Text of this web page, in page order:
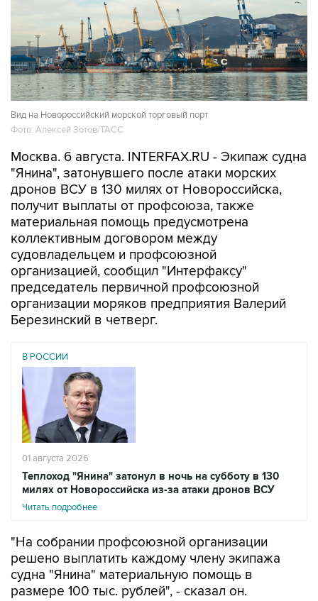
Вид на Новороссийский морской торговый порт
Фото: Алексей Зотов/ТАСС
Москва. 6 августа. INTERFAX.RU - Экипаж судна
"Янина", затонувшего после атаки морских
дронов ВСУ в 130 милях от Новороссийска,
получит выплаты от профсоюза, также
материальная помощь предусмотрена
коллективным договором между
судовладельцем и профсоюзной
организацией, сообщил "Интерфаксу"
председатель первичной профсоюзной
организации моряков предприятия Валерий
Березинский в четверг.
В РОССИИ
01 августа 2026
Теплоход "Янина" затонул в ночь на субботу в 130
милях от Новороссийска из-за атаки дронов ВСУ
Читать подробнее
"На собрании профсоюзной организации
решено выплатить каждому члену экипажа
судна "Янина" материальную помощь в
размере 100 тыс. рублей", - сказал он.